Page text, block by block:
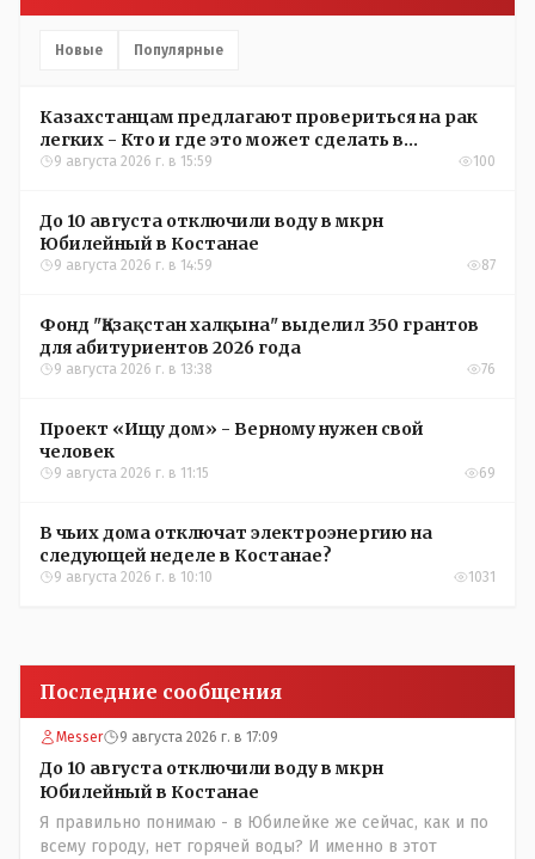
Новые Популярные
Казахстанцам предлагают провериться на рак
легких - Кто и где это может сделать в
Костанайской области
9 августа 2026 г. в 15:59 100
До 10 августа отключили воду в мкрн
Юбилейный в Костанае
9 августа 2026 г. в 14:59 87
Фонд "Қазақстан халқына" выделил 350 грантов
для абитуриентов 2026 года
9 августа 2026 г. в 13:38 76
Проект «Ищу дом» - Верному нужен свой
человек
9 августа 2026 г. в 11:15 69
В чьих дома отключат электроэнергию на
следующей неделе в Костанае?
9 августа 2026 г. в 10:10 1031
Последние сообщения
Messer 9 августа 2026 г. в 17:09
До 10 августа отключили воду в мкрн
Юбилейный в Костанае
Я правильно понимаю - в Юбилейке же сейчас, как и по
всему городу, нет горячей воды? И именно в этот